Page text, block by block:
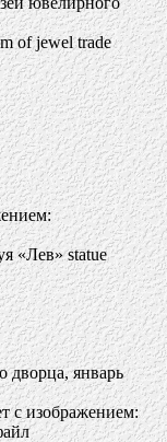
of jewel trade
дворца, январь
с изображением: